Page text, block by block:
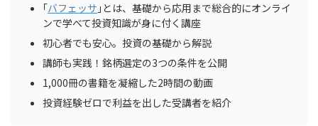
｢バフェッサ ｣とは、基礎から応用まで総合的にオンライ
ンで学べて投資知識が身に付く講座
初心者でも安心。投資の基礎から解説
講師も実践！銘柄選定の3つの条件を公開
1,000冊の書籍を凝縮した2時間の動画
投資経験ゼロで利益を出した受講者を紹介